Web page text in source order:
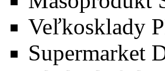
Veľkosklady
Supermarket